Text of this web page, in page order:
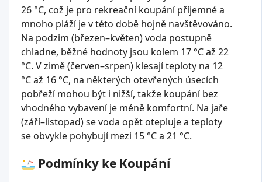
26 °C, což je pro rekreační koupání příjemné a
mnoho pláží je v této době hojně navštěvováno.
Na podzim (březen–květen) voda postupně
chladne, běžné hodnoty jsou kolem 17 °C až 22
°C. V zimě (červen–srpen) klesají teploty na 12
°C až 16 °C, na některých otevřených úsecích
pobřeží mohou být i nižší, takže koupání bez
vhodného vybavení je méně komfortní. Na jaře
(září–listopad) se voda opět otepluje a teploty
se obvykle pohybují mezi 15 °C a 21 °C.
Podmínky ke Koupání